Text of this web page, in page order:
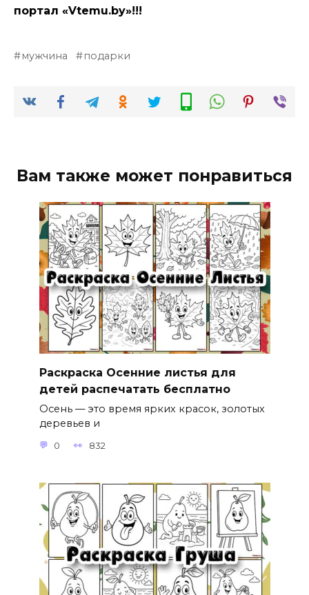
портал «Vtemu.by»!!!
мужчина подарки
Вам также может понравиться
Раскраска Осенние листья для
детей распечатать бесплатно
Осень — это время ярких красок, золотых
деревьев и
0 832